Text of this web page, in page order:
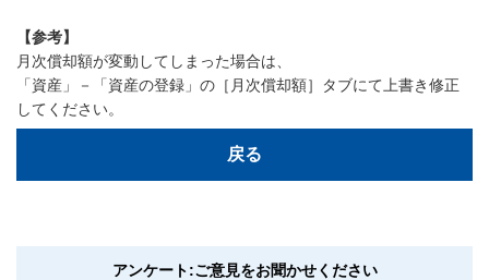
【参考】
月次償却額が変動してしまった場合は、
「資産」－「資産の登録」の［月次償却額］タブにて上書き修正
してください。
戻る
アンケート:ご意見をお聞かせください